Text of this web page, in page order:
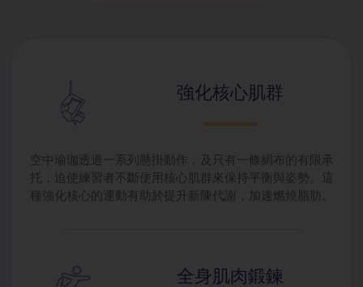
強化核心肌群
空中瑜珈透過一系列懸掛動作，及只有一條絹布的有限承
托，迫使練習者不斷使用核心肌群來保持平衡與姿勢。這
種強化核心的運動有助於提升新陳代謝，加速燃燒脂肪。
全身肌肉鍛鍊